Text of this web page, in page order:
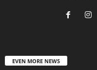
EVEN MORE NEWS